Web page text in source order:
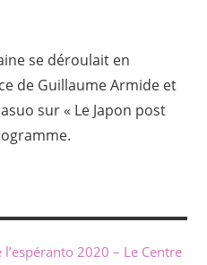
se déroulait en
de Guillaume Armide et
sur « Le Japon post
l’espéranto 2020 – Le Centre